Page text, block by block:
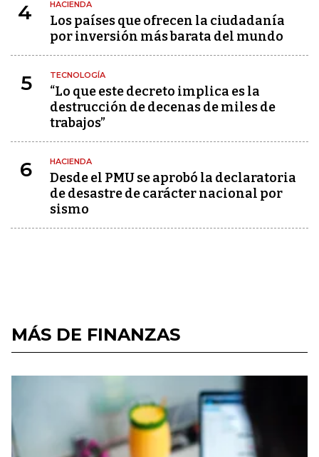
4 HACIENDA
Los países que ofrecen la ciudadanía
por inversión más barata del mundo
5 TECNOLOGÍA
“Lo que este decreto implica es la
destrucción de decenas de miles de
trabajos”
6 HACIENDA
Desde el PMU se aprobó la declaratoria
de desastre de carácter nacional por
sismo
MÁS DE FINANZAS